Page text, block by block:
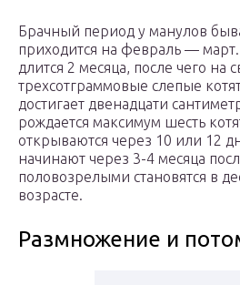
Брачный период у манулов
приходится на февраль —
длится 2 месяца, после чего на
трехсотграммовые слепые
достигает двенадцати
рождается максимум шесть
открываются через 10 или 12
начинают через 3-4 месяца
половозрелыми становятся в
возрасте.
Размножение и